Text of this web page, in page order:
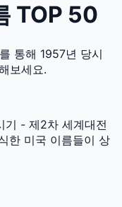
TOP 50
통해 1957년 당시
보세요.
기 - 제2차 세계대전
한 미국 이름들이 상